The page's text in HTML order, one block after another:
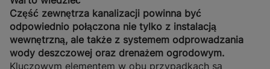
Część zewnętrza kanalizacji powinna być
odpowiednio połączona nie tylko z instalacją
wewnętrzną, ale także z systemem odprowadzania
wody deszczowej oraz drenażem ogrodowym.
Kluczowym elementem w obu przypadkach są